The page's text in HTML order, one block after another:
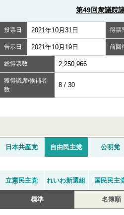
第49回衆議院
投票日 2021年10月31日 得票
告示日 2021年10月19日 前回
総得票数 2,250,966
獲得議席/候補者
数
8 / 30
日本共産党 自由民主党 公明党
立憲民主党 れいわ新選組 国民民主
標準 名簿順